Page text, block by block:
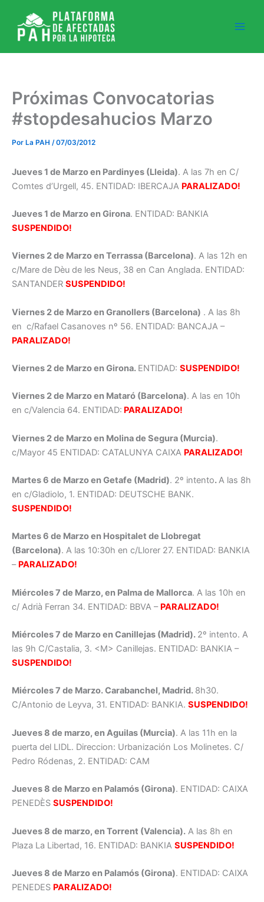
contenido
Próximas Convocatorias
#stopdesahucios Marzo
Por La PAH /07/03/2012
Jueves 1 de Marzo en Pardinyes (Lleida). A las 7h en C/
Comtes d’Urgell, 45. ENTIDAD: IBERCAJA PARALIZADO!
Jueves 1 de Marzo en Girona. ENTIDAD: BANKIA
SUSPENDIDO!
Viernes 2 de Marzo en Terrassa (Barcelona). A las 12h en
c/Mare de Dèu de les Neus, 38 en Can Anglada. ENTIDAD:
SANTANDER SUSPENDIDO!
Viernes 2 de Marzo en Granollers (Barcelona) . A las 8h
en c/Rafael Casanoves nº 56. ENTIDAD: BANCAJA –
PARALIZADO!
Viernes 2 de Marzo en Girona. ENTIDAD: SUSPENDIDO!
Viernes 2 de Marzo en Mataró (Barcelona). A las en 10h
en c/Valencia 64. ENTIDAD: PARALIZADO!
Viernes 2 de Marzo en Molina de Segura (Murcia).
c/Mayor 45 ENTIDAD: CATALUNYA CAIXA PARALIZADO!
Martes 6 de Marzo en Getafe (Madrid). 2º intento.A las 8h
en c/Gladiolo, 1. ENTIDAD: DEUTSCHE BANK.
SUSPENDIDO!
Martes 6 de Marzo en Hospitalet de Llobregat
(Barcelona). A las 10:30h en c/Llorer 27. ENTIDAD: BANKIA
– PARALIZADO!
Miércoles 7 de Marzo, en Palma de Mallorca. A las 10h en
c/ Adrià Ferran 34. ENTIDAD: BBVA – PARALIZADO!
Miércoles 7 de Marzo en Canillejas (Madrid). 2º intento. A
las 9h C/Castalia, 3. <M> Canillejas. ENTIDAD: BANKIA –
SUSPENDIDO!
Miércoles 7 de Marzo. Carabanchel, Madrid. 8h30.
C/Antonio de Leyva, 31. ENTIDAD: BANKIA. SUSPENDIDO!
Jueves 8 de marzo, en Aguilas (Murcia). A las 11h en la
puerta del LIDL. Direccion: Urbanización Los Molinetes. C/
Pedro Ródenas, 2. ENTIDAD: CAM
Jueves 8 de Marzo en Palamós (Girona). ENTIDAD: CAIXA
PENEDÈS SUSPENDIDO!
Jueves 8 de marzo, en Torrent (Valencia). A las 8h en
Plaza La Libertad, 16. ENTIDAD: BANKIA SUSPENDIDO!
Jueves 8 de Marzo en Palamós (Girona). ENTIDAD: CAIXA
PENEDES PARALIZADO!